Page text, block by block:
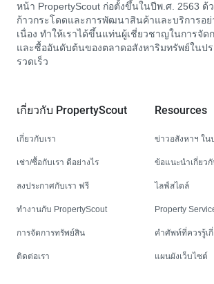
หน้า PropertyScout ก่อตั้งขึ้นในปีพ.ศ. 2563 ด้
ก้าวกระโดดและการพัฒนาสินค้าและบริการอ
เนื่อง ทำให้เราได้ขึ้นแท่นผู้เชี่ยวชาญในการจัด
และซื้ออันดับต้นของตลาดอสังหาริมทรัพย์ในปร
รวดเร็ว
เกี่ยวกับ PropertyScout
เกี่ยวกับเรา
เช่า/ซื้อกับเรา ดีอย่างไร
ลงประกาศกับเรา ฟรี
ทำงานกับ PropertyScout
การจัดการทรัพย์สิน
ติดต่อเรา
Resources
ข่าวอสังหาฯ ใน
ข้อแนะนำเกี่ยว
ไลฟ์สไตล์
Property
คำศัพท์ที่ควรรู้เ
แผนผังเว็บไซต์